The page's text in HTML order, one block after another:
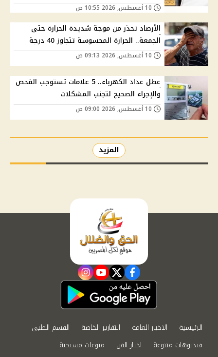
الأرصاد تحذر من موجة شديدة الحرارة حتى
الجمعة.. الحرارة المحسوسة تتجاوز 40 درجة
عطل عداد الكهرباء.. 5 علامات تستوجب الفحص
والإجراء الصحيح لتجنب المشكلات
المزيد
facebook
twitter
youtube
instagram
الرئيسية الاخبار العامة التقارير الخاصة
القسم الطبي
فيديوهات متنوعة
اخبار الفن
منوعات مسيحية